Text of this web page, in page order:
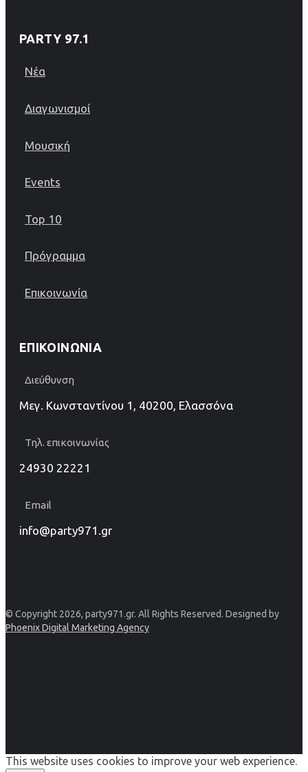
PARTY 97.1
Νέα
Διαγωνισμοί
Μουσική
Events
Top 10
Πρόγραμμα
Επικοινωνία
ΕΠΙΚΟΙΝΩΝΊΑ
Διεύθυνση
Μεγ. Κωνσταντίνου 1, 40200, Ελασσόνα
Τηλ. επικοινωνίας
24930 22221
Email
info@party971.gr
© Copyright 2026, party971.gr. All Rights Reserved. Designed by
Phoenix Digital Marketing Agency
This website uses cookies to improve your web experience.